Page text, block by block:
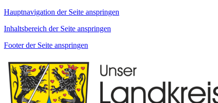
Hauptnavigation der Seite anspringen
Inhaltsbereich der Seite anspringen
Footer der Seite anspringen